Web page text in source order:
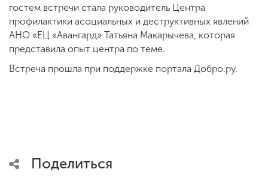
гостем встречи стала руководитель Центра
профилактики асоциальных и деструктивных явлений
АНО «ЕЦ «Авангард» Татьяна Макарычева, которая
представила опыт центра по теме.
Встреча прошла при поддержке портала Добро.ру.
Поделиться